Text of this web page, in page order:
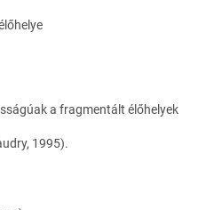
a fragmentált élőhelyek
1995).